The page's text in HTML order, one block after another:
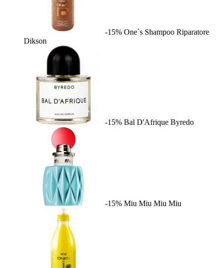
-15% One`s Shampoo Riparatore
Dikson
-15% Bal D'Afrique Byredo
-15% Miu Miu Miu Miu